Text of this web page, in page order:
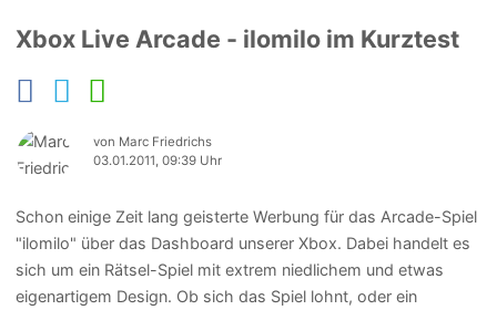
Xbox Live Arcade - ilomilo im Kurztest
von Marc Friedrichs
03.01.2011, 09:39 Uhr
Schon einige Zeit lang geisterte Werbung für das Arcade-Spiel
"ilomilo" über das Dashboard unserer Xbox. Dabei handelt es
sich um ein Rätsel-Spiel mit extrem niedlichem und etwas
eigenartigem Design. Ob sich das Spiel lohnt, oder ein